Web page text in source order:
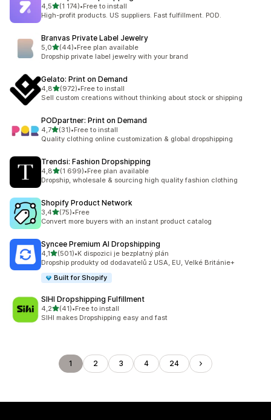
4,5z 5 hvězd
(1 174)
Celkový počet recenzí: 1174
•Free to install
High-profit products. US suppliers. Fast fulfillment. POD.
Branvas Private Label Jewelry
5,0z 5 hvězd
(44)
Celkový počet recenzí: 44
•Free plan available
Dropship private label jewelry with your brand
Gelato: Print on Demand
4,8z 5 hvězd
(972)
Celkový počet recenzí: 972
•Free to install
Sell custom creations without thinking about stock or shipping
PODpartner: Print on Demand
4,7z 5 hvězd
(31)
Celkový počet recenzí: 31
•Free to install
Quality clothing online customization & global dropshipping
Trendsi: Fashion Dropshipping
4,8z 5 hvězd
(1 699)
Celkový počet recenzí: 1699
•Free plan available
Dropship, wholesale & sourcing high quality fashion clothing
Shopify Product Network
3,4z 5 hvězd
(75)
Celkový počet recenzí: 75
•Free
Convert more buyers with an instant product catalog
Syncee Premium AI Dropshipping
4,1z 5 hvězd
(501)
Celkový počet recenzí: 501
•K dispozici je bezplatný plán
Dropship produkty od dodavatelů z USA, EU, Velké Británie+
Built for Shopify
SIHI Dropshipping Fulfillment
4,2z 5 hvězd
(41)
Celkový počet recenzí: 41
•Free to install
SIHI makes Dropshipping easy and fast
1 2 3 4 24